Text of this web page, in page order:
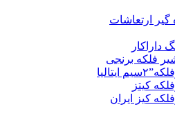
گیر ارتعاشات
داراکار
فلکه برنجی
ایتالیا
کیتز
کیز ایران